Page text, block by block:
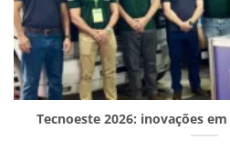
Tecnoeste 2026: inovações